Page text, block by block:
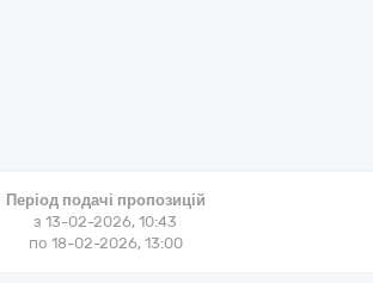
Період подачі пропозицій
з 13-02-2026, 10:43
по 18-02-2026, 13:00